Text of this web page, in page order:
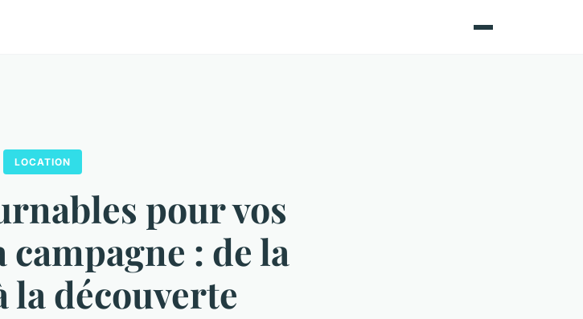
LOCATION
pour vos
campagne : de la
la découverte